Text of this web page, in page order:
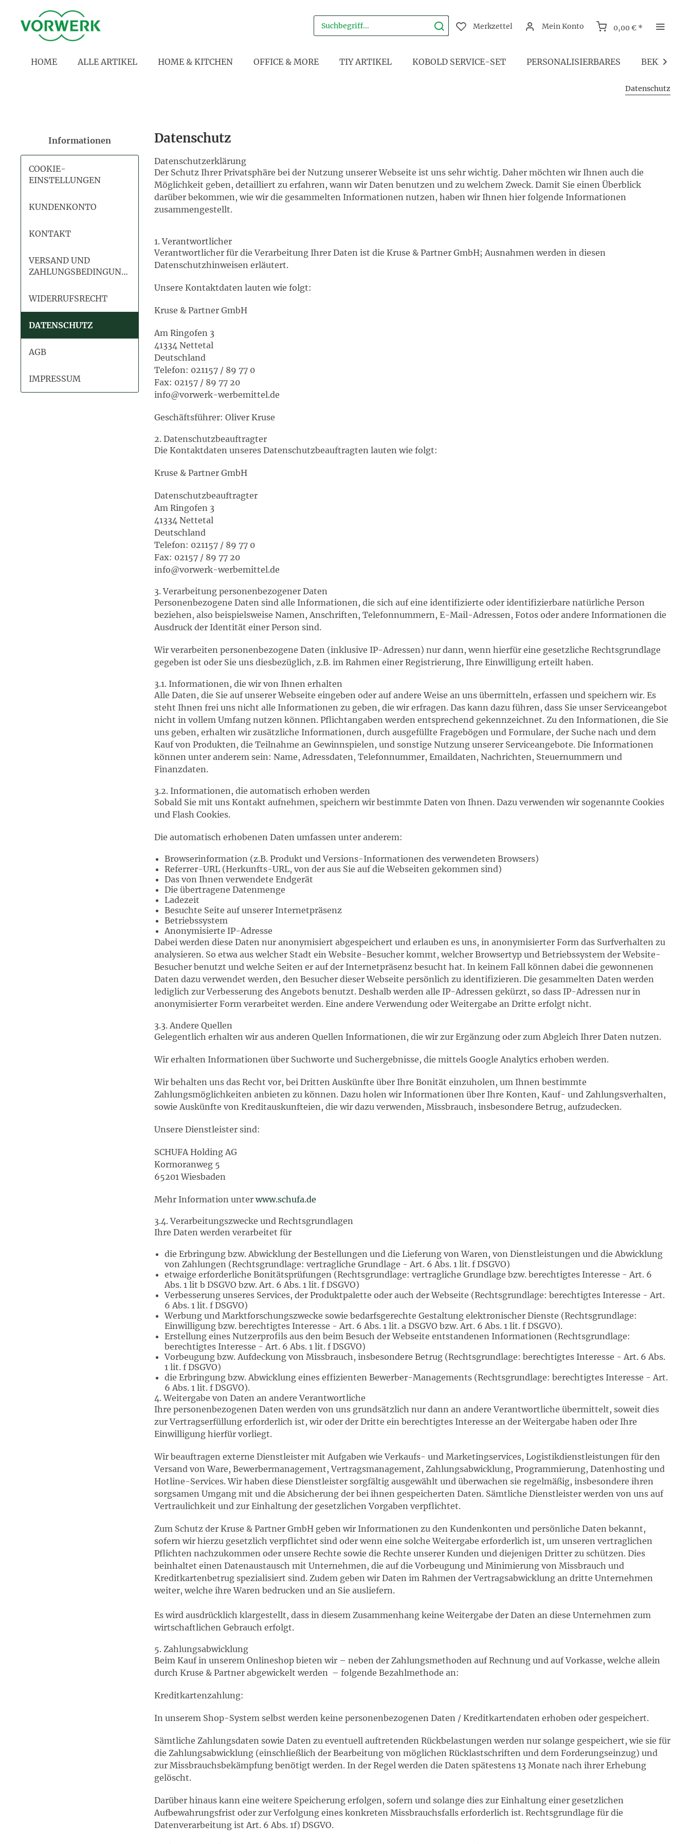
Merkzettel Mein Konto 0,00 € *
HOME ALLE ARTIKEL HOME & KITCHEN OFFICE & MORE TIY ARTIKEL KOBOLD SERVICE-SET PERSONALISIERBARES 
Datenschutz
Informationen
COOKIE-
EINSTELLUNGEN
KUNDENKONTO
KONTAKT
VERSAND UND
ZAHLUNGSBEDINGUNGEN
WIDERRUFSRECHT
DATENSCHUTZ
AGB
IMPRESSUM
Datenschutz
Datenschutzerklärung
Der Schutz Ihrer Privatsphäre bei der Nutzung unserer Webseite ist uns sehr wichtig. Daher möchten wir Ihnen auch die
Möglichkeit geben, detailliert zu erfahren, wann wir Daten benutzen und zu welchem Zweck. Damit Sie einen Überblick
darüber bekommen, wie wir die gesammelten Informationen nutzen, haben wir Ihnen hier folgende Informationen
zusammengestellt.
1. Verantwortlicher
Verantwortlicher für die Verarbeitung Ihrer Daten ist die Kruse & Partner GmbH; Ausnahmen werden in diesen
Datenschutzhinweisen erläutert.
Unsere Kontaktdaten lauten wie folgt:
Kruse & Partner GmbH
Am Ringofen 3
41334 Nettetal
Deutschland
Telefon: 021157 / 89 77 0
Fax: 02157 / 89 77 20
info@vorwerk-werbemittel.de
Geschäftsführer: Oliver Kruse
2. Datenschutzbeauftragter
Die Kontaktdaten unseres Datenschutzbeauftragten lauten wie folgt:
Kruse & Partner GmbH
Datenschutzbeauftragter
Am Ringofen 3
41334 Nettetal
Deutschland
Telefon: 021157 / 89 77 0
Fax: 02157 / 89 77 20
info@vorwerk-werbemittel.de
3. Verarbeitung personenbezogener Daten
Personenbezogene Daten sind alle Informationen, die sich auf eine identifizierte oder identifizierbare natürliche Person
beziehen, also beispielsweise Namen, Anschriften, Telefonnummern, E-Mail-Adressen, Fotos oder andere Informationen die
Ausdruck der Identität einer Person sind.
Wir verarbeiten personenbezogene Daten (inklusive IP-Adressen) nur dann, wenn hierfür eine gesetzliche Rechtsgrundlage
gegeben ist oder Sie uns diesbezüglich, z.B. im Rahmen einer Registrierung, Ihre Einwilligung erteilt haben.
3.1. Informationen, die wir von Ihnen erhalten
Alle Daten, die Sie auf unserer Webseite eingeben oder auf andere Weise an uns übermitteln, erfassen und speichern wir. Es
steht Ihnen frei uns nicht alle Informationen zu geben, die wir erfragen. Das kann dazu führen, dass Sie unser Serviceangebot
nicht in vollem Umfang nutzen können. Pflichtangaben werden entsprechend gekennzeichnet. Zu den Informationen, die Sie
uns geben, erhalten wir zusätzliche Informationen, durch ausgefüllte Fragebögen und Formulare, der Suche nach und dem
Kauf von Produkten, die Teilnahme an Gewinnspielen, und sonstige Nutzung unserer Serviceangebote. Die Informationen
können unter anderem sein: Name, Adressdaten, Telefonnummer, Emaildaten, Nachrichten, Steuernummern und
Finanzdaten.
3.2. Informationen, die automatisch erhoben werden
Sobald Sie mit uns Kontakt aufnehmen, speichern wir bestimmte Daten von Ihnen. Dazu verwenden wir sogenannte Cookies
und Flash Cookies.
Die automatisch erhobenen Daten umfassen unter anderem:
Browserinformation (z.B. Produkt und Versions-Informationen des verwendeten Browsers)
Referrer-URL (Herkunfts-URL, von der aus Sie auf die Webseiten gekommen sind)
Das von Ihnen verwendete Endgerät
Die übertragene Datenmenge
Ladezeit
Besuchte Seite auf unserer Internetpräsenz
Betriebssystem
Anonymisierte IP-Adresse
Dabei werden diese Daten nur anonymisiert abgespeichert und erlauben es uns, in anonymisierter Form das Surfverhalten zu
analysieren. So etwa aus welcher Stadt ein Website-Besucher kommt, welcher Browsertyp und Betriebssystem der Website-
Besucher benutzt und welche Seiten er auf der Internetpräsenz besucht hat. In keinem Fall können dabei die gewonnenen
Daten dazu verwendet werden, den Besucher dieser Webseite persönlich zu identifizieren. Die gesammelten Daten werden
lediglich zur Verbesserung des Angebots benutzt. Deshalb werden alle IP-Adressen gekürzt, so dass IP-Adressen nur in
anonymisierter Form verarbeitet werden. Eine andere Verwendung oder Weitergabe an Dritte erfolgt nicht.
3.3. Andere Quellen
Gelegentlich erhalten wir aus anderen Quellen Informationen, die wir zur Ergänzung oder zum Abgleich Ihrer Daten nutzen.
Wir erhalten Informationen über Suchworte und Suchergebnisse, die mittels Google Analytics erhoben werden.
Wir behalten uns das Recht vor, bei Dritten Auskünfte über Ihre Bonität einzuholen, um Ihnen bestimmte
Zahlungsmöglichkeiten anbieten zu können. Dazu holen wir Informationen über Ihre Konten, Kauf- und Zahlungsverhalten,
sowie Auskünfte von Kreditauskunfteien, die wir dazu verwenden, Missbrauch, insbesondere Betrug, aufzudecken.
Unsere Dienstleister sind:
SCHUFA Holding AG
Kormoranweg 5
65201 Wiesbaden
Mehr Information unter www.schufa.de
3.4. Verarbeitungszwecke und Rechtsgrundlagen
Ihre Daten werden verarbeitet für
die Erbringung bzw. Abwicklung der Bestellungen und die Lieferung von Waren, von Dienstleistungen und die Abwicklung
von Zahlungen (Rechtsgrundlage: vertragliche Grundlage - Art. 6 Abs. 1 lit. f DSGVO)
etwaige erforderliche Bonitätsprüfungen (Rechtsgrundlage: vertragliche Grundlage bzw. berechtigtes Interesse - Art. 6
Abs. 1 lit b DSGVO bzw. Art. 6 Abs. 1 lit. f DSGVO)
Verbesserung unseres Services, der Produktpalette oder auch der Webseite (Rechtsgrundlage: berechtigtes Interesse - Art.
6 Abs. 1 lit. f DSGVO)
Werbung und Marktforschungszwecke sowie bedarfsgerechte Gestaltung elektronischer Dienste (Rechtsgrundlage:
Einwilligung bzw. berechtigtes Interesse - Art. 6 Abs. 1 lit. a DSGVO bzw. Art. 6 Abs. 1 lit. f DSGVO).
Erstellung eines Nutzerprofils aus den beim Besuch der Webseite entstandenen Informationen (Rechtsgrundlage:
berechtigtes Interesse - Art. 6 Abs. 1 lit. f DSGVO)
Vorbeugung bzw. Aufdeckung von Missbrauch, insbesondere Betrug (Rechtsgrundlage: berechtigtes Interesse - Art. 6 Abs.
1 lit. f DSGVO)
die Erbringung bzw. Abwicklung eines effizienten Bewerber-Managements (Rechtsgrundlage: berechtigtes Interesse - Art.
6 Abs. 1 lit. f DSGVO).
4. Weitergabe von Daten an andere Verantwortliche
Ihre personenbezogenen Daten werden von uns grundsätzlich nur dann an andere Verantwortliche übermittelt, soweit dies
zur Vertragserfüllung erforderlich ist, wir oder der Dritte ein berechtigtes Interesse an der Weitergabe haben oder Ihre
Einwilligung hierfür vorliegt.
Wir beauftragen externe Dienstleister mit Aufgaben wie Verkaufs- und Marketingservices, Logistikdienstleistungen für den
Versand von Ware, Bewerbermanagement, Vertragsmanagement, Zahlungsabwicklung, Programmierung, Datenhosting und
Hotline-Services. Wir haben diese Dienstleister sorgfältig ausgewählt und überwachen sie regelmäßig, insbesondere ihren
sorgsamen Umgang mit und die Absicherung der bei ihnen gespeicherten Daten. Sämtliche Dienstleister werden von uns auf
Vertraulichkeit und zur Einhaltung der gesetzlichen Vorgaben verpflichtet.
Zum Schutz der Kruse & Partner GmbH geben wir Informationen zu den Kundenkonten und persönliche Daten bekannt,
sofern wir hierzu gesetzlich verpflichtet sind oder wenn eine solche Weitergabe erforderlich ist, um unseren vertraglichen
Pflichten nachzukommen oder unsere Rechte sowie die Rechte unserer Kunden und diejenigen Dritter zu schützen. Dies
beinhaltet einen Datenaustausch mit Unternehmen, die auf die Vorbeugung und Minimierung von Missbrauch und
Kreditkartenbetrug spezialisiert sind. Zudem geben wir Daten im Rahmen der Vertragsabwicklung an dritte Unternehmen
weiter, welche ihre Waren bedrucken und an Sie ausliefern.
Es wird ausdrücklich klargestellt, dass in diesem Zusammenhang keine Weitergabe der Daten an diese Unternehmen zum
wirtschaftlichen Gebrauch erfolgt.
5. Zahlungsabwicklung
Beim Kauf in unserem Onlineshop bieten wir – neben der Zahlungsmethoden auf Rechnung und auf Vorkasse, welche allein
durch Kruse & Partner abgewickelt werden – folgende Bezahlmethode an:
Kreditkartenzahlung:
In unserem Shop-System selbst werden keine personenbezogenen Daten / Kreditkartendaten erhoben oder gespeichert.
Sämtliche Zahlungsdaten sowie Daten zu eventuell auftretenden Rückbelastungen werden nur solange gespeichert, wie sie für
die Zahlungsabwicklung (einschließlich der Bearbeitung von möglichen Rücklastschriften und dem Forderungseinzug) und
zur Missbrauchsbekämpfung benötigt werden. In der Regel werden die Daten spätestens 13 Monate nach ihrer Erhebung
gelöscht.
Darüber hinaus kann eine weitere Speicherung erfolgen, sofern und solange dies zur Einhaltung einer gesetzlichen
Aufbewahrungsfrist oder zur Verfolgung eines konkreten Missbrauchsfalls erforderlich ist. Rechtsgrundlage für die
Datenverarbeitung ist Art. 6 Abs. 1f) DSGVO.